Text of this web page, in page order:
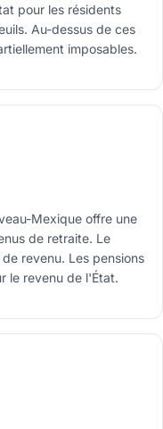
pour les résidents
Au-dessus de ces
imposables.
Mexique offre une
de retraite. Le
revenu. Les pensions
le revenu de l'État.